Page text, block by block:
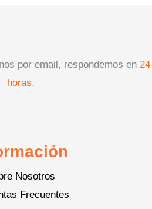
por email, respondemos en 24
horas.
Nosotros
Frecuentes